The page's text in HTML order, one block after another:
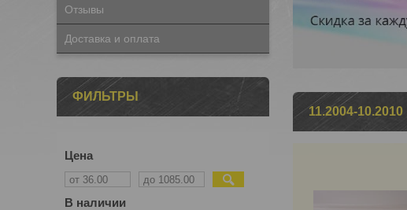
11.2004-10.2010
Отзывы
Доставка и оплата
ФИЛЬТРЫ
Цена
В наличии